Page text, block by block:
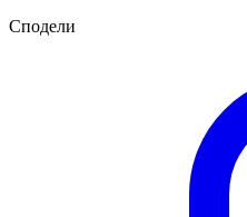
Сподели